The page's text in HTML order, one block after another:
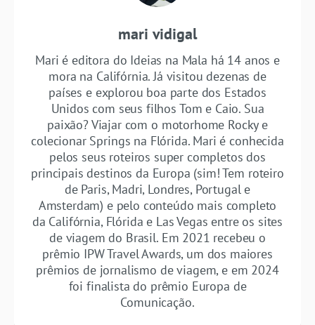
mari vidigal
Mari é editora do Ideias na Mala há 14 anos e
mora na Califórnia. Já visitou dezenas de
países e explorou boa parte dos Estados
Unidos com seus filhos Tom e Caio. Sua
paixão? Viajar com o motorhome Rocky e
colecionar Springs na Flórida. Mari é conhecida
pelos seus roteiros super completos dos
principais destinos da Europa (sim! Tem roteiro
de Paris, Madri, Londres, Portugal e
Amsterdam) e pelo conteúdo mais completo
da Califórnia, Flórida e Las Vegas entre os sites
de viagem do Brasil. Em 2021 recebeu o
prêmio IPW Travel Awards, um dos maiores
prêmios de jornalismo de viagem, e em 2024
foi finalista do prêmio Europa de
Comunicação.